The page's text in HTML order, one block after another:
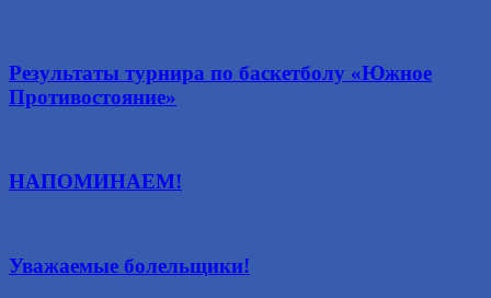
Результаты турнира по баскетболу «Южное
Противостояние»
НАПОМИНАЕМ!
Уважаемые болельщики!